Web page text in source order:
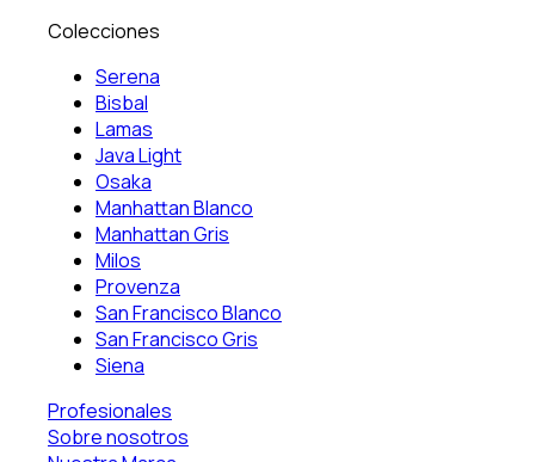
Colecciones
Serena
Bisbal
Lamas
Java Light
Osaka
Manhattan Blanco
Manhattan Gris
Milos
Provenza
San Francisco Blanco
San Francisco Gris
Siena
Profesionales
Sobre nosotros